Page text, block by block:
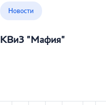
Новости
КВиЗ "Мафия"